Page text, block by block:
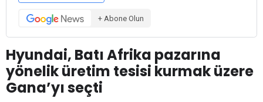
+ Abone Olun
Hyundai, Batı Afrika pazarına
yönelik üretim tesisi kurmak üzere
Gana’yı seçti